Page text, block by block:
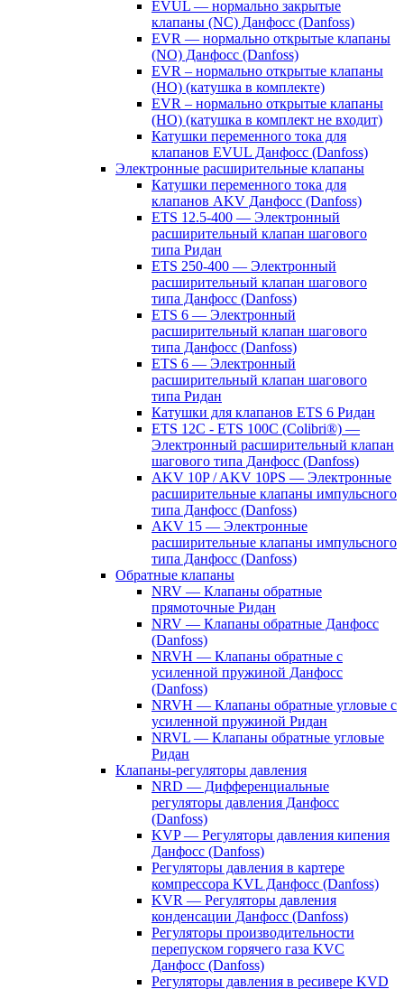
EVUL — нормально закрытые
клапаны (NC) Данфосс (Danfoss)
EVR — нормально открытые клапаны
(NO) Данфосс (Danfoss)
EVR – нормально открытые клапаны
(НО) (катушка в комплекте)
EVR – нормально открытые клапаны
(НО) (катушка в комплект не входит)
Катушки переменного тока для
клапанов EVUL Данфосс (Danfoss)
Электронные расширительные клапаны
Катушки переменного тока для
клапанов AKV Данфосс (Danfoss)
ETS 12.5-400 — Электронный
расширительный клапан шагового
типа Ридан
ETS 250-400 — Электронный
расширительный клапан шагового
типа Данфосс (Danfoss)
ETS 6 — Электронный
расширительный клапан шагового
типа Данфосс (Danfoss)
ETS 6 — Электронный
расширительный клапан шагового
типа Ридан
Катушки для клапанов ETS 6 Ридан
ETS 12C - ETS 100C (Colibri®) —
Электронный расширительный клапан
шагового типа Данфосс (Danfoss)
AKV 10P / AKV 10PS — Электронные
расширительные клапаны импульсного
типа Данфосс (Danfoss)
AKV 15 — Электронные
расширительные клапаны импульсного
типа Данфосс (Danfoss)
Обратные клапаны
NRV — Клапаны обратные
прямоточные Ридан
NRV — Клапаны обратные Данфосс
(Danfoss)
NRVH — Клапаны обратные с
усиленной пружиной Данфосс
(Danfoss)
NRVH — Клапаны обратные угловые с
усиленной пружиной Ридан
NRVL — Клапаны обратные угловые
Ридан
Клапаны-регуляторы давления
NRD — Дифференциальные
регуляторы давления Данфосс
(Danfoss)
KVP — Регуляторы давления кипения
Данфосс (Danfoss)
Регуляторы давления в картере
компрессора KVL Данфосс (Danfoss)
KVR — Регуляторы давления
конденсации Данфосс (Danfoss)
Регуляторы производительности
перепуском горячего газа KVC
Данфосс (Danfoss)
Регуляторы давления в ресивере KVD